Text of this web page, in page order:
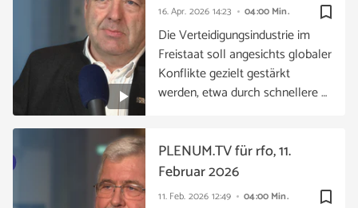
bookmark_border
16. Apr. 2026 14:23 04:00 Min.
Die Verteidigungsindustrie im
Freistaat soll angesichts globaler
Konflikte gezielt gestärkt
werden, etwa durch schnellere …
bookmark_border
11. Feb. 2026 12:49 04:00 Min.
PLENUM.TV für rfo, 11.
Februar 2026